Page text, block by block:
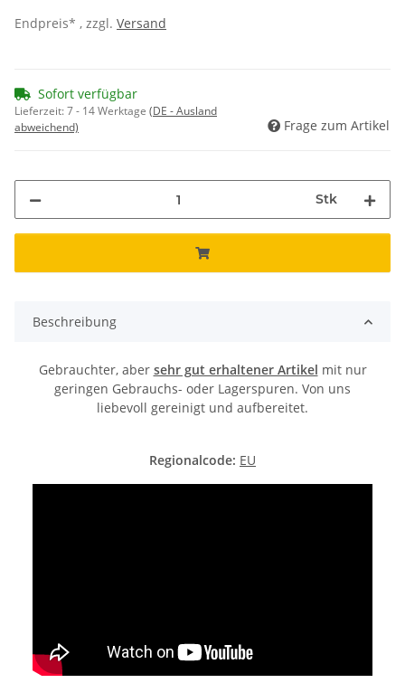
Endpreis* , zzgl. Versand
Sofort verfügbar
Lieferzeit:7 - 14 Werktage (DE - Ausland
abweichend)
Frage zum Artikel
Stk
Beschreibung
Gebrauchter, aber sehr gut erhaltener Artikel mit nur
geringen Gebrauchs- oder Lagerspuren. Von uns
liebevoll gereinigt und aufbereitet.
Regionalcode: EU